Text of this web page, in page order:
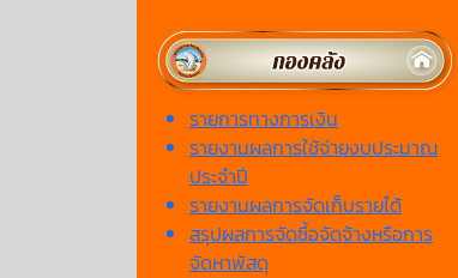
รายการทางการเงิน
รายงานผลการใช้จ่ายงบประมาณ
ประจำปี
รายงานผลการจัดเก็บรายได้
สรุปผลการจัดซื้อจัดจ้างหรือการ
จัดหาพัสดุ